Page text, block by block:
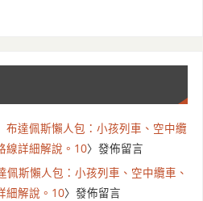
布達佩斯懶人包：小孩列車、空中纜
線詳細解說。10〉發佈留言
佩斯懶人包：小孩列車、空中纜車、
細解說。10〉發佈留言